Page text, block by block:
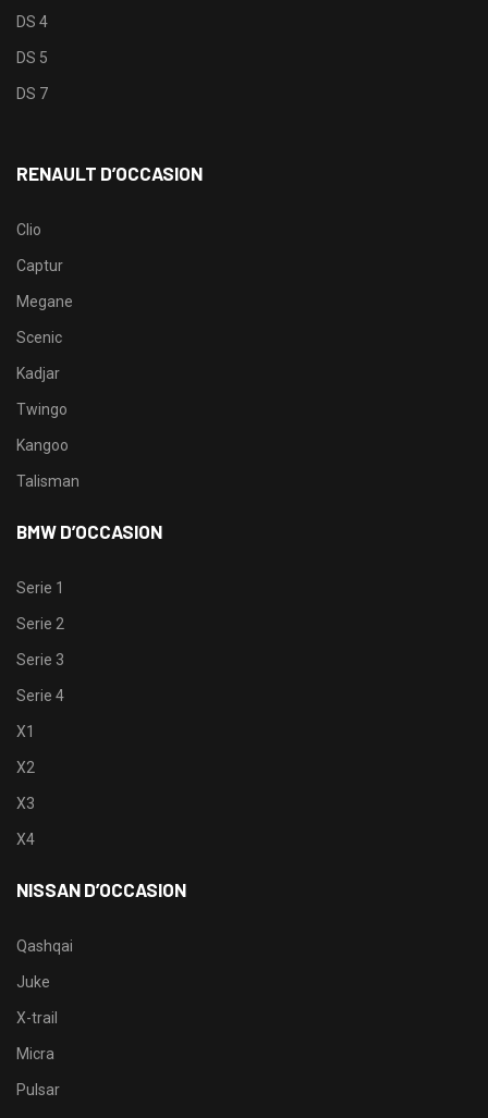
DS 4
DS 5
DS 7
RENAULT D’OCCASION
Clio
Captur
Megane
Scenic
Kadjar
Twingo
Kangoo
Talisman
BMW D’OCCASION
Serie 1
Serie 2
Serie 3
Serie 4
X1
X2
X3
X4
NISSAN D’OCCASION
Qashqai
Juke
X-trail
Micra
Pulsar